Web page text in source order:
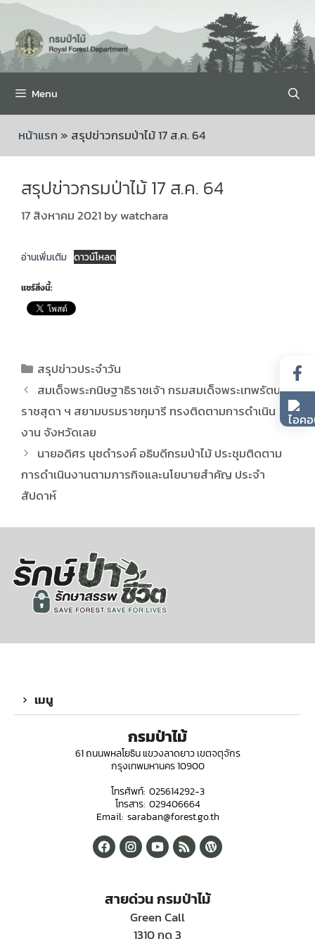
Menu
หน้าแรก » สรุปข่าวกรมป่าไม้ 17 ส.ค. 64
สรุปข่าวกรมป่าไม้ 17 ส.ค. 64
17 สิงหาคม 2021bywatchara
อ่านเพิ่มเติม ดาวน์โหลด
แชร์สิ่งนี้:
สรุปข่าวประจำวัน
สมเด็จพระกนิษฐาธิราชเจ้า กรมสมเด็จพระเทพรัตน
ราชสุดา ฯ สยามบรมราชกุมารี ทรงติดตามการดำเนิน
งาน จังหวัดเลย
นายอดิศร นุชดำรงค์ อธิบดีกรมป่าไม้ ประชุมติดตาม
การดำเนินงานตามภารกิจและนโยบายสำคัญ ประจำ
สัปดาห์
เมนู
กรมป่าไม้
61 ถนนพหลโยธิน แขวงลาดยาว เขตจตุจักร
กรุงเทพมหานคร 10900
โทรศัพท์: 025614292-3
โทรสาร: 029406664
Email: saraban@forest.go.th
สายด่วน กรมป่าไม้
Green Call
1310 กด 3